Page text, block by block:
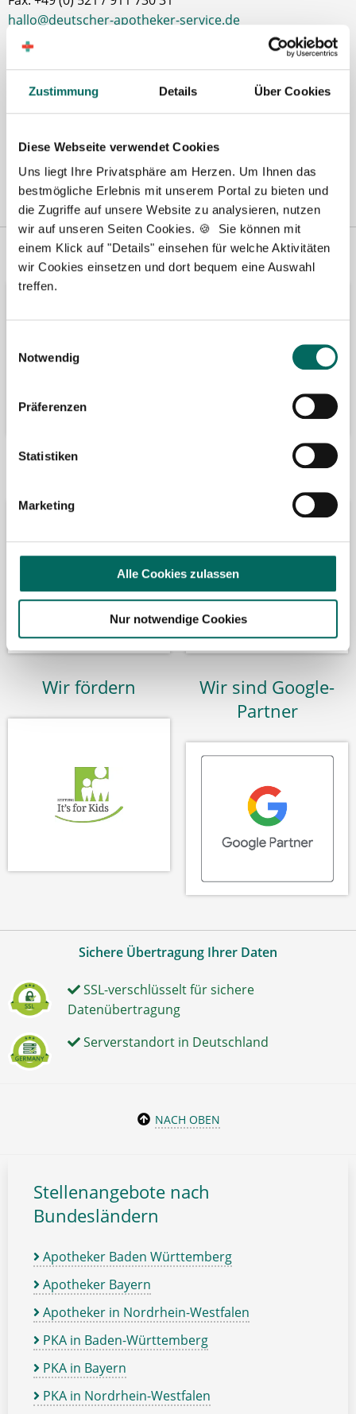
Zustimmung Details Über Cookies
Diese Webseite verwendet Cookies
Uns liegt Ihre Privatsphäre am Herzen. Um Ihnen das
bestmögliche Erlebnis mit unserem Portal zu bieten und
die Zugriffe auf unsere Website zu analysieren, nutzen
wir auf unseren Seiten Cookies. 🍪 Sie können mit
einem Klick auf "Details" einsehen für welche Aktivitäten
wir Cookies einsetzen und dort bequem eine Auswahl
treffen.
Notwendig
Präferenzen
Statistiken
Marketing
Alle Cookies zulassen
Nur notwendige Cookies
hallo@deutscher-apotheker-service.de
Vertreten in Wir fördern
Kooperation mit
Wir fördern
Wir sind Google-
Partner
Sichere Übertragung Ihrer Daten
SSL-verschlüsselt für sichere
Datenübertragung
Serverstandort in Deutschland
NACH OBEN
Stellenangebote nach
Bundesländern
Apotheker Baden Württemberg
Apotheker Bayern
Apotheker in Nordrhein-Westfalen
PKA in Baden-Württemberg
PKA in Bayern
PKA in Nordrhein-Westfalen